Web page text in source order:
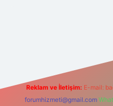
Reklam ve İletişim: E-mail:
forumhizmeti@gmail.com